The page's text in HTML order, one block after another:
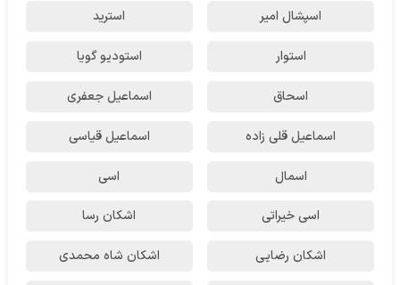
اسپشال امیر استرید
استوار استودیو گویا
اسحاق اسماعیل جعفری
اسماعیل قلی زاده اسماعیل قیاسی
اسمال اسی
اسی خیراتی اشکان رسا
اشکان رضایی اشکان شاه محمدی